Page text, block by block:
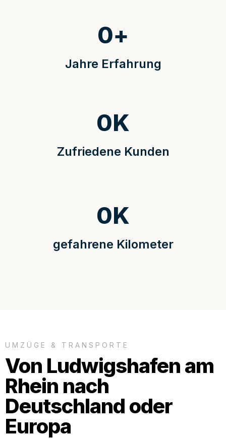
Jahre Erfahrung
0+
Zufriedene Kunden
0K
gefahrene Kilometer
0K
UMZÜGE & TRANSPORTE
Von Ludwigshafen am
Rhein nach
Deutschland oder
Europa